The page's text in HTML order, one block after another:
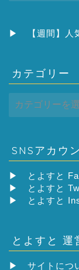
ブ
▶ 【週間】
カテゴリー
SNSアカウ
▶
とよすと
▶
とよすと
▶
とよすと
とよすと 運
▶ サイトにつ